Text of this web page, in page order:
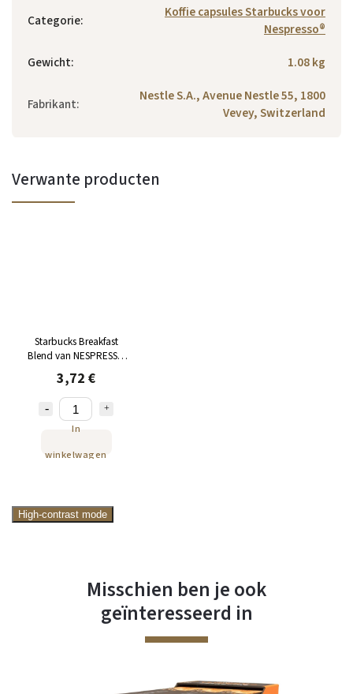
Categorie:
Koffie capsules Starbucks voor
Nespresso®
Gewicht: 1.08 kg
Fabrikant:
Nestle S.A., Avenue Nestle 55, 1800
Vevey, Switzerland
Verwante producten
Starbucks Breakfast
Blend van NESPRESSO
10 stuks
3,72 €
In
winkelwagen
High-contrast mode
Misschien ben je ook
geïnteresseerd in